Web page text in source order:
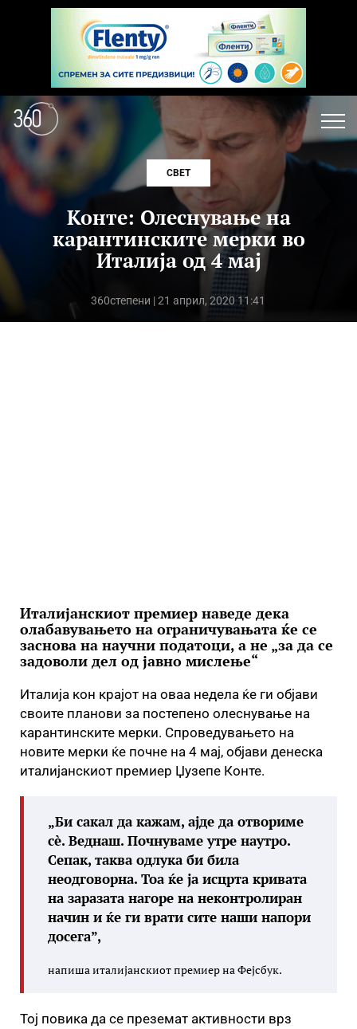
СВЕТ
Конте: Олеснување на
карантинските мерки во
Италија од 4 мај
360степени | 21 април, 2020 11:41
Италијанскиот премиер наведе дека
олабавувањето на ограничувањата ќе се
заснова на научни податоци, а не „за да се
задоволи дел од јавно мислење“
Италија кон крајот на оваа недела ќе ги објави
своите планови за постепено олеснување на
карантинските мерки. Спроведувањето на
новите мерки ќе почне на 4 мај, објави денеска
италијанскиот премиер Џузепе Конте.
„Би сакал да кажам, ајде да отвориме
сè. Веднаш. Почнуваме утре наутро.
Сепак, таква одлука би била
неодговорна. Тоа ќе ја исцрта кривата
на заразата нагоре на неконтролиран
начин и ќе ги врати сите наши напори
досега”,
напиша италијанскиот премиер на Фејсбук.
Тој повика да се преземат активности врз